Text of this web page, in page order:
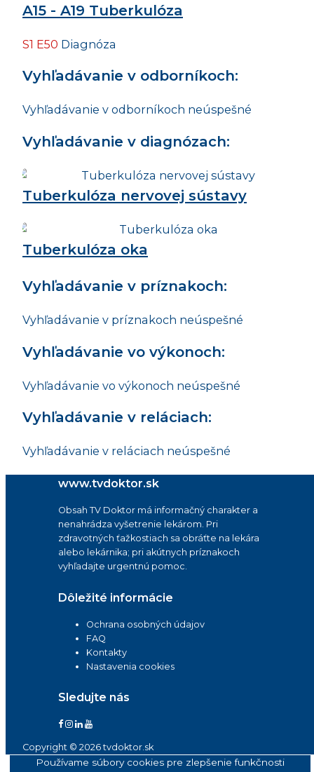
A15 - A19 Tuberkulóza
S1 E50 Diagnóza
Vyhľadávanie v odborníkoch:
Vyhľadávanie v odborníkoch neúspešné
Vyhľadávanie v diagnózach:
Tuberkulóza nervovej sústavy
Tuberkulóza oka
Vyhľadávanie v príznakoch:
Vyhľadávanie v príznakoch neúspešné
Vyhľadávanie vo výkonoch:
Vyhľadávanie vo výkonoch neúspešné
Vyhľadávanie v reláciach:
Vyhľadávanie v reláciach neúspešné
www.tvdoktor.sk
Obsah TV Doktor má informačný charakter a
nenahrádza vyšetrenie lekárom. Pri
zdravotných ťažkostiach sa obráťte na lekára
alebo lekárnika; pri akútnych príznakoch
vyhľadajte urgentnú pomoc.
Dôležité informácie
Ochrana osobných údajov
FAQ
Kontakty
Nastavenia cookies
Sledujte nás
Copyright © 2026 tvdoktor.sk
Používame súbory cookies pre zlepšenie funkčnosti